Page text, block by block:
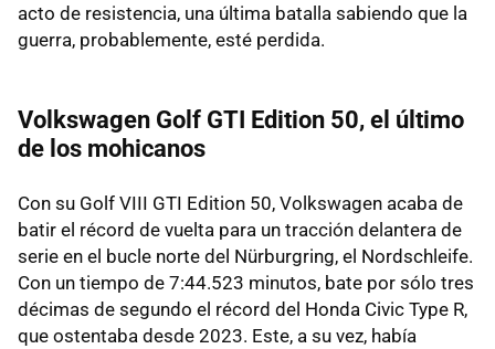
acto de resistencia, una última batalla sabiendo que la
guerra, probablemente, esté perdida.
Volkswagen Golf GTI Edition 50, el último
de los mohicanos
Con su Golf VIII GTI Edition 50, Volkswagen acaba de
batir el récord de vuelta para un tracción delantera de
serie en el bucle norte del Nürburgring, el Nordschleife.
Con un tiempo de 7:44.523 minutos, bate por sólo tres
décimas de segundo el récord del Honda Civic Type R,
que ostentaba desde 2023. Este, a su vez, había